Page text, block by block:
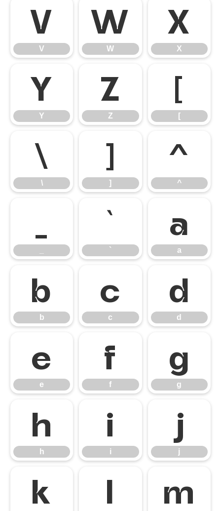
V
V
W
W
X
X
Y
Y
Z
Z
[
[
\
\
]
]
^
^
`
`
a
a
b
b
c
c
d
d
e
e
f
f
g
g
h
h
i
i
j
j
k l m